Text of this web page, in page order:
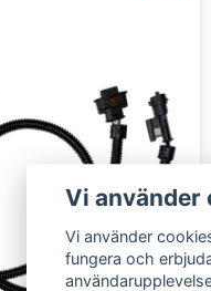
hittar du bland annat:
bromsskivor och
och variatordelar
bränsle)
chassidelar
och slitdelar
och reservdelar
som vill hålla nere
Vi använder
Vi använder
fungera och